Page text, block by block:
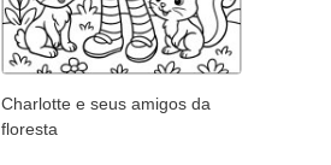
Charlotte e seus amigos da
floresta